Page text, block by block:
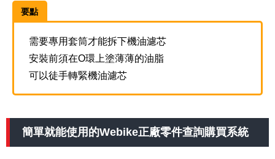
要點
需要專用套筒才能拆下機油濾芯
安裝前須在O環上塗薄薄的油脂
可以徒手轉緊機油濾芯
簡單就能使用的Webike正廠零件查詢購買系統